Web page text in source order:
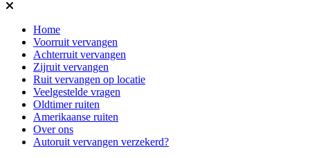
Home
Voorruit vervangen
Achterruit vervangen
Zijruit vervangen
Ruit vervangen op locatie
Veelgestelde vragen
Oldtimer ruiten
Amerikaanse ruiten
Over ons
Autoruit vervangen verzekerd?